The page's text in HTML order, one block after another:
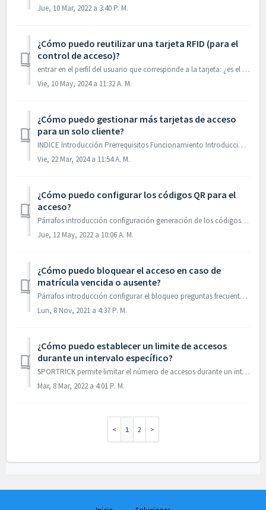
Jue, 10 Mar, 2022 a 3:40 P. M.
¿Cómo puedo reutilizar una tarjeta RFID (para el
control de acceso)?
entrar en el perfil del usuario que corresponde a la tarjeta: ¿es el usuario conocido? para abrir su perfil hacer clic en Front Office y luego en el nombr...
Vie, 10 May, 2024 a 11:32 A. M.
¿Cómo puedo gestionar más tarjetas de acceso
para un solo cliente?
INDICE Introducción Prerrequisitos Funcionamiento Introducción Esta opción permite asignar a un usuario más de una tarjeta de proximidad y es e...
Vie, 22 Mar, 2024 a 11:54 A. M.
¿Cómo puedo configurar los códigos QR para el
acceso?
Párrafos introducción configuración generación de los códigos QR desde el E-Commerce personalizar la duración del código QR para el acceso 1. Introdu...
Jue, 12 May, 2022 a 10:06 A. M.
¿Cómo puedo bloquear el acceso en caso de
matrícula vencida o ausente?
Párrafos introducción configurar el bloqueo preguntas frecuentes 1. Introducción SPORTRICK permite configurar las reglas del control de acceso para i...
Lun, 8 Nov, 2021 a 4:37 P. M.
¿Cómo puedo establecer un limite de accesos
durante un intervalo específico?
SPORTRICK permite limitar el número de accesos durante un intervalo específico. Esta opción solo es aplicable para los clientes con un multipack asociado a ...
Mar, 8 Mar, 2022 a 4:01 P. M.
1 2